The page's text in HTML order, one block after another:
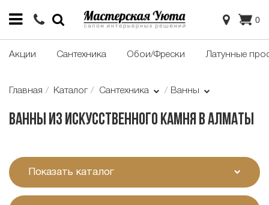
0
Акции Сантехника Обои/Фрески Латунные
Главная Каталог Сантехника Ванны
Ванны из искусственного камня в Алматы
Показать каталог